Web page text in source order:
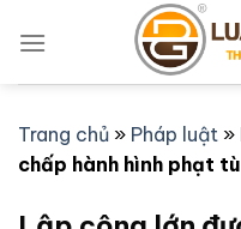
qua
Trang chủ » Pháp luật »
chấp hành hình phạt